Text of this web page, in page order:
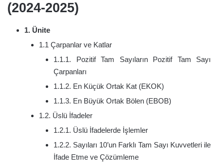
(2024-2025)
1. Ünite
1.1 Çarpanlar ve Katlar
1.1.1. Pozitif Tam Sayıların Pozitif Tam Sayı
Çarpanları
1.1.2. En Küçük Ortak Kat (EKOK)
1.1.3. En Büyük Ortak Bölen (EBOB)
1.2. Üslü İfadeler
1.2.1. Üslü İfadelerde İşlemler
1.2.2. Sayıları 10’un Farklı Tam Sayı Kuvvetleri ile
İfade Etme ve Çözümleme